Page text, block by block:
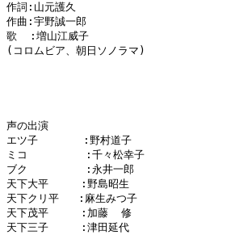
作詞:山元護久
作曲:宇野誠一郎
歌  :増山江威子
(コロムビア、朝日ソノラマ)
声の出演
エツ子       :野村道子
ミコ         :千々松幸子
ブク         :永井一郎
天下大平     :野島昭生
天下クリ平   :麻生みつ子
天下茂平     :加藤  修
天下三子     :津田延代